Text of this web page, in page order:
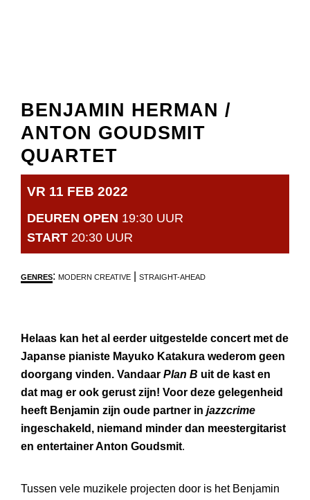
BENJAMIN HERMAN /
ANTON GOUDSMIT
QUARTET
VR 11 FEB 2022
DEUREN OPEN 19:30 UUR
START 20:30 UUR
GENRES: MODERN CREATIVE STRAIGHT-AHEAD
Helaas kan het al eerder uitgestelde concert met de
Japanse pianiste Mayuko Katakura wederom geen
doorgang vinden. Vandaar Plan B uit de kast en
dat mag er ook gerust zijn! Voor deze gelegenheid
heeft Benjamin zijn oude partner in jazzcrime
ingeschakeld, niemand minder dan meestergitarist
en entertainer Anton Goudsmit.
Tussen vele muzikele projecten door is het Benjamin